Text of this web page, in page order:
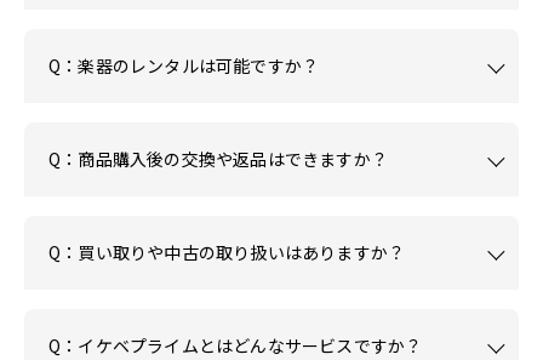
Q：楽器のレンタルは可能ですか？
Q：商品購入後の交換や返品はできますか？
Q：買い取りや中古の取り扱いはありますか？
Q：イケベプライムとはどんなサービスですか？